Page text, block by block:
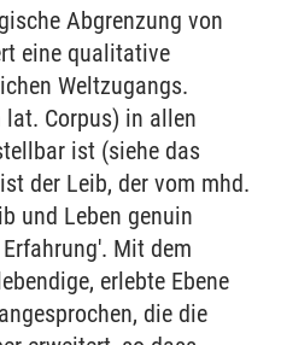
Abgrenzung von
eine qualitative
Weltzugangs.
lat. Corpus) in allen
ist (siehe das
der Leib, der vom mhd.
und Leben genuin
Mit dem
erlebte Ebene
die die